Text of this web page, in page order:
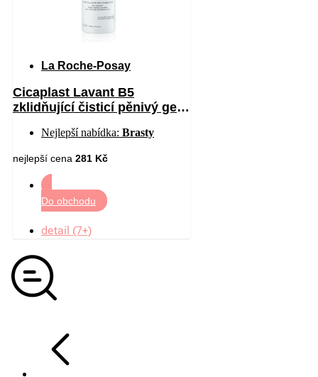
La Roche-Posay
Cicaplast Lavant B5
zklidňující čisticí pěnivý gel
Nejlepší nabídka: Brasty
nejlepší cena 281 Kč
Do obchodu
detail (7+)